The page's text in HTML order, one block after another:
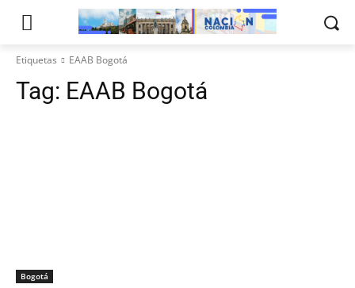
Etiquetas EAAB Bogotá
Tag: EAAB Bogotá
Bogotá